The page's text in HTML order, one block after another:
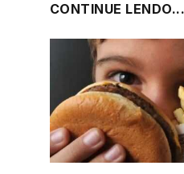
CONTINUE LENDO...